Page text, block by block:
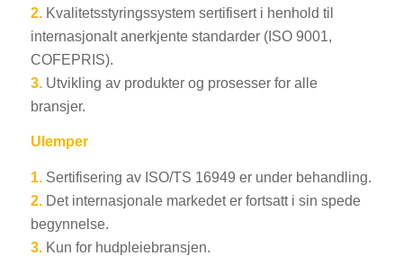
2.Kvalitetsstyringssystem sertifisert i henhold til
internasjonalt anerkjente standarder (ISO 9001,
COFEPRIS).
3.Utvikling av produkter og prosesser for alle
bransjer.
Ulemper
1.Sertifisering av ISO/TS 16949 er under behandling.
2.Det internasjonale markedet er fortsatt i sin spede
begynnelse.
3.Kun for hudpleiebransjen.